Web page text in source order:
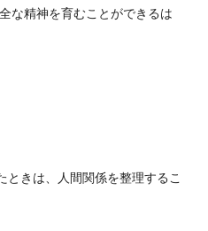
な精神を育むことができるは
ときは、人間関係を整理するこ